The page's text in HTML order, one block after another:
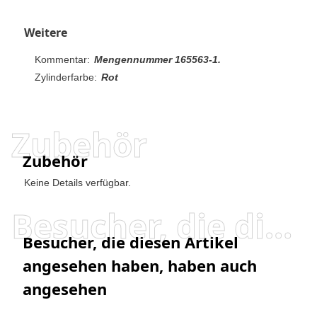
Weitere
Kommentar: Mengennummer 165563-1.
Zylinderfarbe: Rot
Zubehör
Zubehör
Keine Details verfügbar.
Besucher, die diesen Artikel angesehen haben, haben auch angesehen
Besucher, die diesen Artikel
angesehen haben, haben auch
angesehen